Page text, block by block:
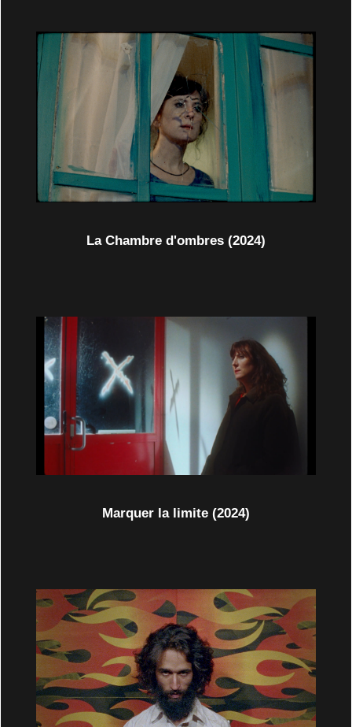
La Chambre d'ombres (2024)
Marquer la limite (2024)